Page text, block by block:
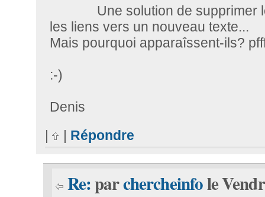
Une solution de supprimer
les liens vers un nouveau texte...
Mais pourquoi apparaîssent-ils?
:-)
Denis
Répondre
Re:parchercheinfole